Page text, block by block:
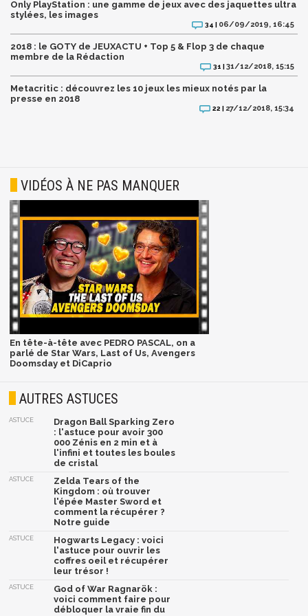
Only PlayStation : une gamme de jeux avec des jaquettes ultra
stylées, les images
34 | 06/09/2019, 16:45
2018 : le GOTY de JEUXACTU + Top 5 & Flop 3 de chaque
membre de la Rédaction
31 |31/12/2018, 15:15
Metacritic : découvrez les 10 jeux les mieux notés par la
presse en 2018
22 | 27/12/2018, 15:34
VIDÉOS À NE PAS MANQUER
En tête-à-tête avec PEDRO PASCAL, on a
parlé de Star Wars, Last of Us, Avengers
Doomsday et DiCaprio
AUTRES ASTUCES
ASTUCE
Dragon Ball Sparking Zero
: l'astuce pour avoir 300
000 Zénis en 2 min et à
l'infini et toutes les boules
de cristal
ASTUCE
Zelda Tears of the
Kingdom : où trouver
l'épée Master Sword et
comment la récupérer ?
Notre guide
ASTUCE
Hogwarts Legacy : voici
l'astuce pour ouvrir les
coffres oeil et récupérer
leur trésor !
ASTUCE
God of War Ragnarök :
voici comment faire pour
débloquer la vraie fin du